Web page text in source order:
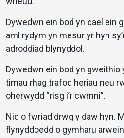
Dywedwn ein bod yn cael ein
aml rydym yn mesur yr hyn
adroddiad blynyddol.
Dywedwn ein bod yn gweithio
timau rhag trafod heriau neu
oherwydd “risg i’r cwmni”.
Nid o fwriad drwg y daw hyn.
flynyddoedd o gymharu